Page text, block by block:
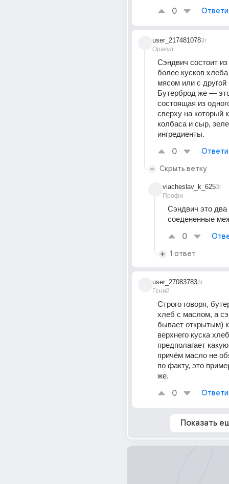
0
user_217481078
Оракул
3г
Сэндвич состоит
более кусков
мясом или с другой
Бутерброд же —
состоящая из
сверху на который
колбаса и сыр,
ингредиенты.
0
Скрыть ветку
viacheslav_k_625
Профи
3г
Сэндвич это два
соедененные
0
1 ответ
user_27083783
Гений
3г
Строго говоря,
хлеб с маслом, а
бывает открытым)
верхнего куска
предполагает
причём масло не
по факту, это
же.
0
Показать